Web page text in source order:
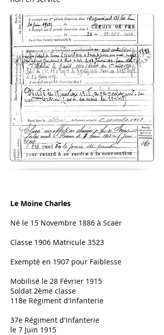
Le Moine Charles
Né le 15 Novembre 1886 à Scaër
Classe 1906 Matricule 3523
Exempté en 1907 pour Faiblesse
Mobilisé le 28 Février 1915
Soldat 2ème classe
118e Régiment d'Infanterie
37e Régiment d'Infanterie
le 7 Juin 1915